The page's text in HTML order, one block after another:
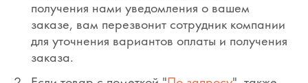
получения нами уведомления о вашем
заказе, вам перезвонит сотрудник компании
для уточнения вариантов оплаты и получения
заказа.